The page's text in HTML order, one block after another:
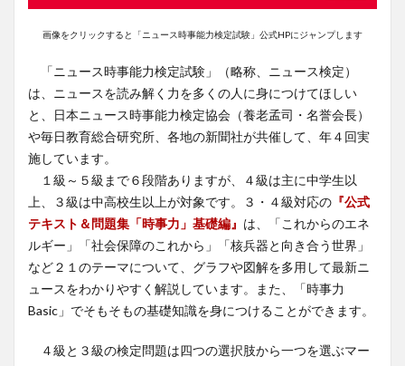
画像をクリックすると「ニュース時事能力検定試験」公式HPにジャンプします
「ニュース時事能力検定試験」（略称、ニュース検定）
は、ニュースを読み解く力を多くの人に身につけてほしい
と、日本ニュース時事能力検定協会（養老孟司・名誉会長）
や毎日教育総合研究所、各地の新聞社が共催して、年４回実
施しています。
１級～５級まで６段階ありますが、４級は主に中学生以
上、３級は中高校生以上が対象です。３・４級対応の 『公式
テキスト＆問題集「時事力」基礎編』 は、「これからのエネ
ルギー」「社会保障のこれから」「核兵器と向き合う世界」
など２１のテーマについて、グラフや図解を多用して最新ニ
ュースをわかりやすく解説しています。また、「時事力
Basic」でそもそもの基礎知識を身につけることができます。
４級と３級の検定問題は四つの選択肢から一つを選ぶマー